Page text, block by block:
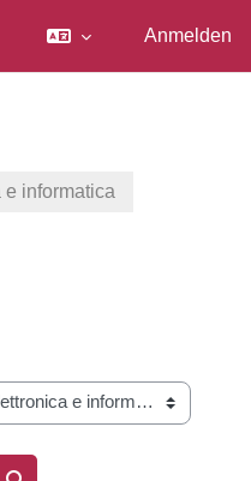
Anmelden
e informatica